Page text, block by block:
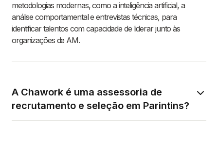
metodologias modernas, como a inteligência artificial, a
análise comportamental e entrevistas técnicas, para
identificar talentos com capacidade de liderar junto às
organizações de AM.
A Chawork é uma assessoria de
recrutamento e seleção em Parintins?